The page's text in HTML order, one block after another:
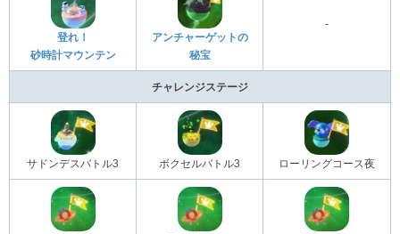
登れ！
砂時計マウンテン
アンチャーゲットの
秘宝
-
チャレンジステージ
サドンデスバトル3 ボクセルバトル3 ローリングコース夜